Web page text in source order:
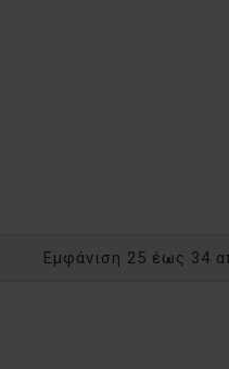
Εμφάνιση 25 έως 34